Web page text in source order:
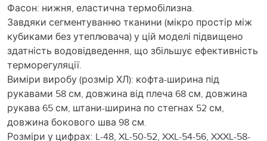
Фасон: нижня, еластична термобілизна.
Завдяки сегментуванню тканини (мікро простір між
кубиками без утеплювача) у цій моделі підвищено
здатність водовідведення, що збільшує ефективність
терморегуляції.
Виміри виробу (розмір ХЛ): кофта-ширина під
рукавами 58 см, довжина від плеча 68 см, довжина
рукава 65 см, штани-ширина по стегнах 52 см,
довжина бокового шва 98 см.
Розміри у цифрах: L-48, XL-50-52, XXL-54-56, XXXL-58-